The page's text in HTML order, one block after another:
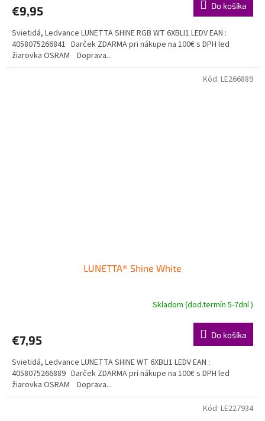
€9,95 Do košíka
Svietidá, Ledvance LUNETTA SHINE RGB WT 6XBLI1 LEDV EAN :
4058075266841 Darček ZDARMA pri nákupe na 100€ s DPH led
žiarovka OSRAM Doprava...
LUNETTA® Shine White
Skladom (dod.termín 5-7dní )
€7,95 Do košíka
Svietidá, Ledvance LUNETTA SHINE WT 6XBLI1 LEDV EAN :
4058075266889 Darček ZDARMA pri nákupe na 100€ s DPH led
žiarovka OSRAM Doprava...
Kód: LE266889
Kód: LE227934